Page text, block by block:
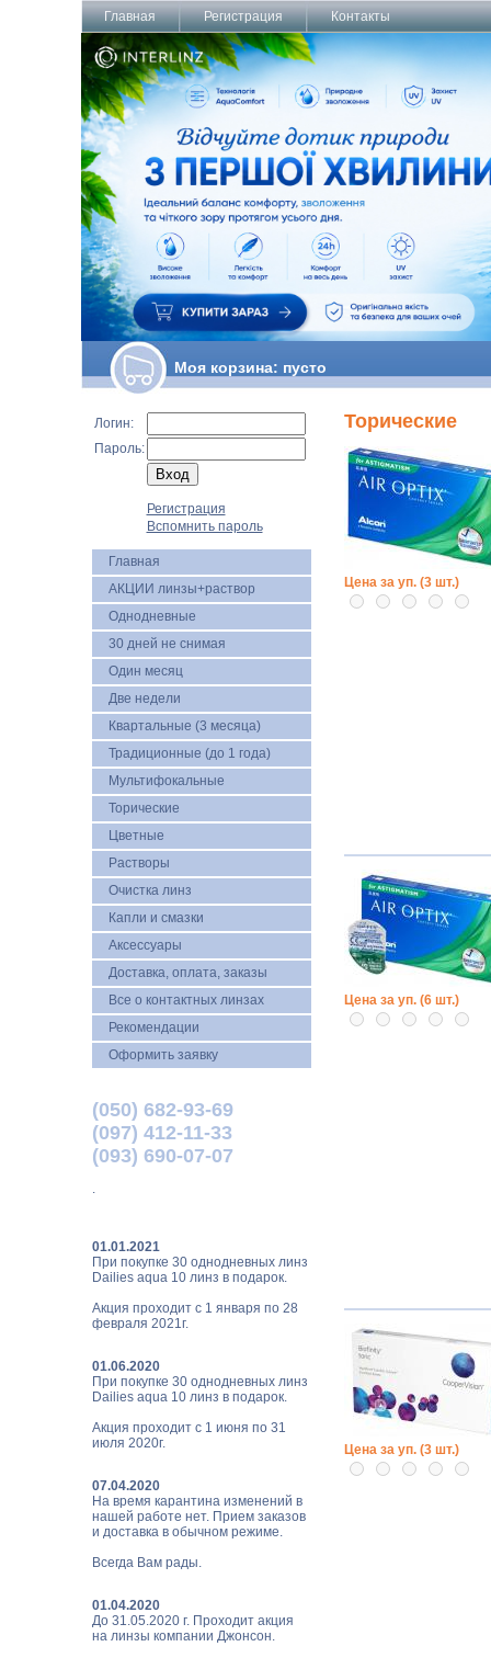
Главная Регистрация Контакты
Моя корзина: пусто
Логин:
Пароль:
Регистрация
Вспомнить пароль
Главная
АКЦИИ линзы+раствор
Однодневные
30 дней не снимая
Один месяц
Две недели
Квартальные (3 месяца)
Традиционные (до 1 года)
Мультифокальные
Торические
Цветные
Растворы
Очистка линз
Капли и смазки
Аксессуары
Доставка, оплата, заказы
Все о контактных линзах
Рекомендации
Оформить заявку
(050) 682-93-69
(097) 412-11-33
(093) 690-07-07
.
01.01.2021
При покупке 30 однодневных линз
Dailies aqua 10 линз в подарок.
Акция проходит с 1 января по 28
февраля 2021г.
01.06.2020
При покупке 30 однодневных линз
Dailies aqua 10 линз в подарок.
Акция проходит с 1 июня по 31
июля 2020г.
07.04.2020
На время карантина изменений в
нашей работе нет. Прием заказов
и доставка в обычном режиме.
Всегда Вам рады.
01.04.2020
До 31.05.2020 г. Проходит акция
на линзы компании Джонсон.
Торические
Цена за уп. (3 шт.)
Цена за уп. (6 шт.)
Цена за уп. (3 шт.)